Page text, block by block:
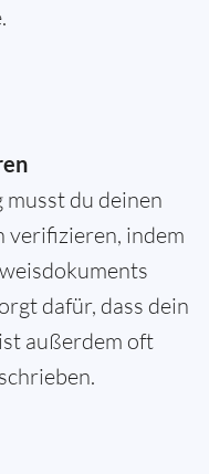
musst du deinen
verifizieren, indem
dafür, dass dein
außerdem oft